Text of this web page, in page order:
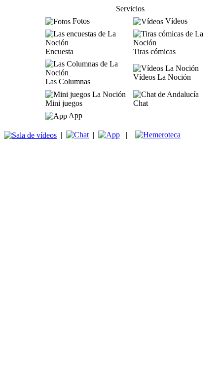
Servicios
Fotos
Vídeos
Encuesta Tiras cómicas
Las Columnas
Vídeos La Noción
Mini juegos
Chat
App
| | |